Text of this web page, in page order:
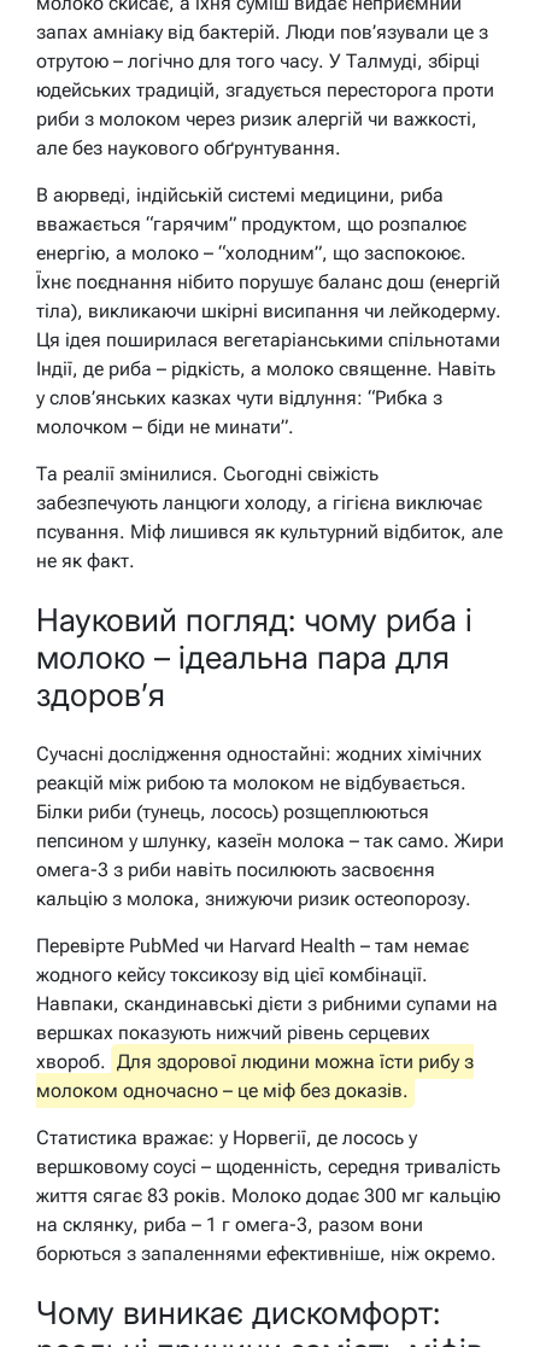
запах амніаку від бактерій. Люди пов’язували це з
отрутою – логічно для того часу. У Талмуді, збірці
юдейських традицій, згадується пересторога проти
риби з молоком через ризик алергій чи важкості,
але без наукового обґрунтування.
В аюрведі, індійській системі медицини, риба
вважається “гарячим” продуктом, що розпалює
енергію, а молоко – “холодним”, що заспокоює.
Їхнє поєднання нібито порушує баланс дош (енергій
тіла), викликаючи шкірні висипання чи лейкодерму.
Ця ідея поширилася вегетаріанськими спільнотами
Індії, де риба – рідкість, а молоко священне. Навіть
у слов’янських казках чути відлуння: “Рибка з
молочком – біди не минати”.
Та реалії змінилися. Сьогодні свіжість
забезпечують ланцюги холоду, а гігієна виключає
псування. Міф лишився як культурний відбиток, але
не як факт.
Науковий погляд: чому риба і
молоко – ідеальна пара для
здоров’я
Сучасні дослідження одностайні: жодних хімічних
реакцій між рибою та молоком не відбувається.
Білки риби (тунець, лосось) розщеплюються
пепсином у шлунку, казеїн молока – так само. Жири
омега-3 з риби навіть посилюють засвоєння
кальцію з молока, знижуючи ризик остеопорозу.
Перевірте PubMed чи Harvard Health – там немає
жодного кейсу токсикозу від цієї комбінації.
Навпаки, скандинавські дієти з рибними супами на
вершках показують нижчий рівень серцевих
хвороб. Для здорової людини можна їсти рибу з
молоком одночасно – це міф без доказів.
Статистика вражає: у Норвегії, де лосось у
вершковому соусі – щоденність, середня тривалість
життя сягає 83 років. Молоко додає 300 мг кальцію
на склянку, риба – 1 г омега-3, разом вони
борються з запаленнями ефективніше, ніж окремо.
Чому виникає дискомфорт: